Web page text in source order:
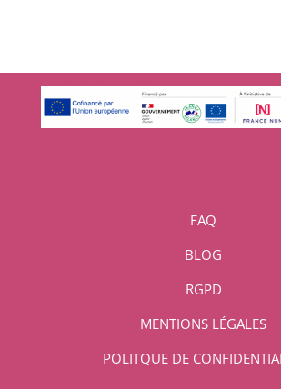
FAQ
BLOG
RGPD
MENTIONS LÉGALES
POLITQUE DE